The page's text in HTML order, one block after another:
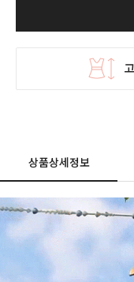
상품상세정보